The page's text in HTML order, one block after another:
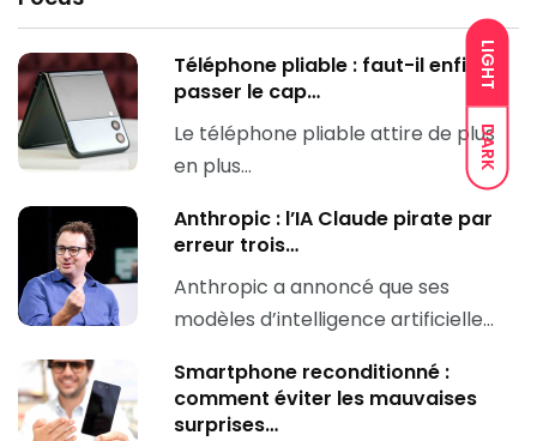
LIGHT
DARK
Téléphone pliable : faut-il enfin
passer le cap…
Le téléphone pliable attire de plus
en plus…
Anthropic : l’IA Claude pirate par
erreur trois…
Anthropic a annoncé que ses
modèles d’intelligence artificielle…
Smartphone reconditionné :
comment éviter les mauvaises
surprises…